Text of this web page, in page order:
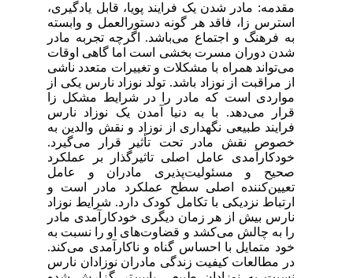
مقدمه: مادر شدن یک فرایند پویا، قابل یادگیری،
استرس زا، فاقد هر گونه دستورالعمل و وابسته
به فرهنگ و اجتماع می‌باشد. اگرچه تجربه مادر
شدن دوران مسرت بخشی است اما گاهی اوقات
می‌تواند همراه با مشکلات و تغییرات متعدد ناشی
از مراقبت از نوزاد باشد. تولد نوزاد نارس یکی از
مواردی است که مادر را در شرایط مشکل زا
قرار می‌دهد. با به دنیا آمدن یک نوزاد نارس
فرایند طبیعی نگهداری از نوزاد و نقش والدین به
خصوص نقش مادر تحت تأثیر قرار می‌گیرد.
خودکارآمدی عامل اصلی تاثیرگذار بر عملکرد
صحیح و مسئولیت‌پذیری مادران و عامل
تعیین‌کننده اصلی سطح عملکرد مادر است و
ارتباط نزدیکی با تکامل کودک دارد. شرایط نوزاد
نارس بیش از هر زمان دیگری خودکارآمدی مادر
را به چالش می‌کشد و قضاوت‌های او را نسبت به
خود متمایل با احساس گناه و ناکارآمدی می‌کند.
در مطالعات کیفیت زندگی مادران نوزادان نارس